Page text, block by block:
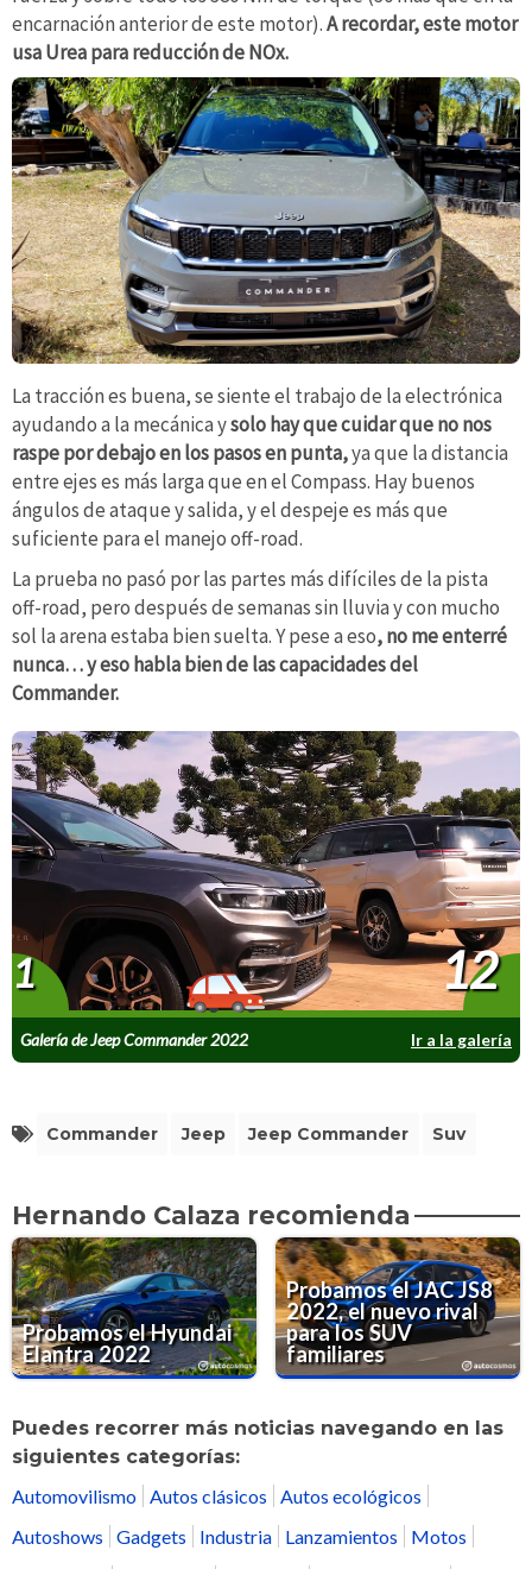
encarnación anterior de este motor).A recordar, este motor
usa Urea para reducción de NOx.
La tracción es buena, se siente el trabajo de la electrónica
ayudando a la mecánica ysolo hay que cuidar que no nos
raspe por debajo en los pasos en punta,ya que la distancia
entre ejes es más larga que en el Compass. Hay buenos
ángulos de ataque y salida, y el despeje es más que
suficiente para el manejo off-road.
La prueba no pasó por las partes más difíciles de la pista
off-road, pero después de semanas sin lluvia y con mucho
sol la arena estaba bien suelta. Y pese a eso, no me enterré
nunca… y eso habla bien de las capacidades del
Commander.
Galería de Jeep Commander 2022 Ir a la galería
1 12
Commander Jeep Jeep Commander Suv
Hernando Calaza recomienda
Probamos el Hyundai
Elantra 2022
Probamos el JAC JS8
2022, el nuevo rival
para los SUV
familiares
Puedes recorrer más noticias navegando en las
siguientes categorías:
Automovilismo Autos clásicos
Autos ecológicos
Autoshows
Gadgets Industria Lanzamientos
Motos